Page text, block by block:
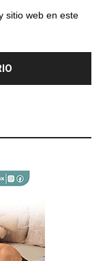
sitio web en este